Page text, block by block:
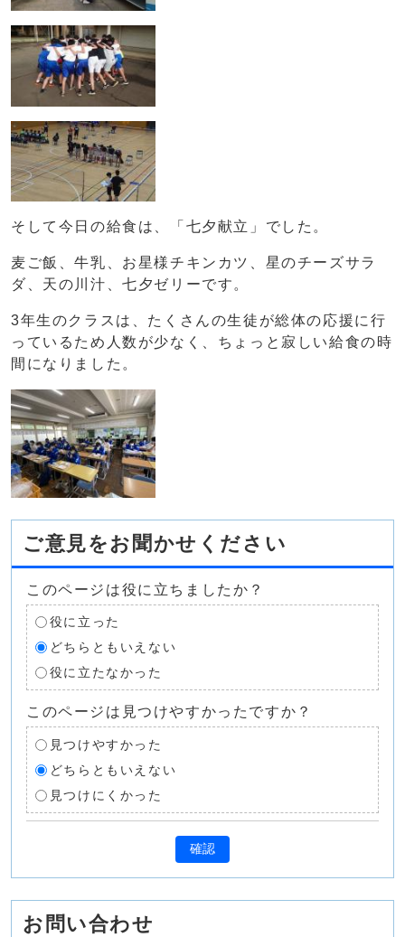
そして今日の給食は、「七夕献立」でした。
麦ご飯、牛乳、お星様チキンカツ、星のチーズサラ
ダ、天の川汁、七夕ゼリーです。
3年生のクラスは、たくさんの生徒が総体の応援に行
っているため人数が少なく、ちょっと寂しい給食の時
間になりました。
ご意見をお聞かせください
このページは役に立ちましたか？
役に立った
どちらともいえない
役に立たなかった
このページは見つけやすかったですか？
見つけやすかった
どちらともいえない
見つけにくかった
確認
お問い合わせ